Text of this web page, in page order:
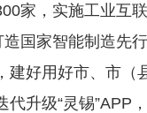
家，实施工业互
国家智能制造先
建好用好市、市（
代升级“灵锡”APP